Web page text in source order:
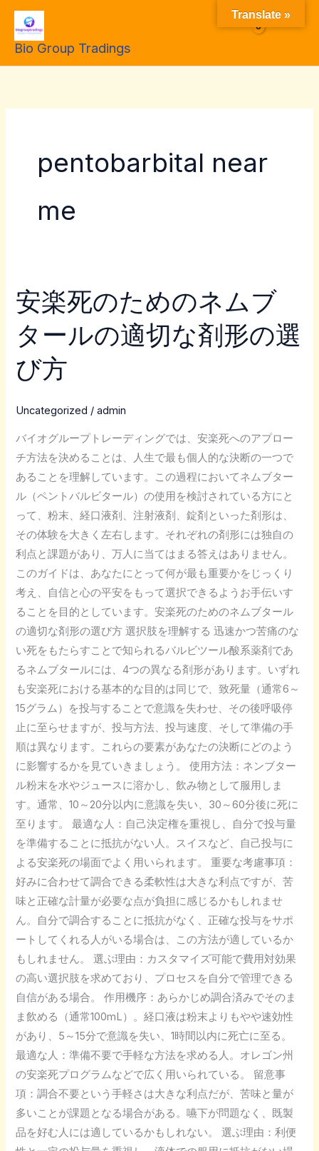
Skip
contentBio Group Tradings
0.00
pentobarbital near
me
安楽死のためのネムブ
タールの適切な剤形の選
び方
Uncategorized /admin
バイオグループトレーディングでは、安楽死へのアプロー
チ方法を決めることは、人生で最も個人的な決断の一つで
あることを理解しています。この過程においてネムブター
ル（ペントバルビタール）の使用を検討されている方にと
って、粉末、経口液剤、注射液剤、錠剤といった剤形は、
その体験を大きく左右します。それぞれの剤形には独自の
利点と課題があり、万人に当てはまる答えはありません。
このガイドは、あなたにとって何が最も重要かをじっくり
考え、自信と心の平安をもって選択できるようお手伝いす
ることを目的としています。安楽死のためのネムブタール
の適切な剤形の選び方 選択肢を理解する 迅速かつ苦痛のな
い死をもたらすことで知られるバルビツール酸系薬剤であ
るネムブタールには、4つの異なる剤形があります。いずれ
も安楽死における基本的な目的は同じで、致死量（通常6～
15グラム）を投与することで意識を失わせ、その後呼吸停
止に至らせますが、投与方法、投与速度、そして準備の手
順は異なります。これらの要素があなたの決断にどのよう
に影響するかを見ていきましょう。 使用方法：ネンブター
ル粉末を水やジュースに溶かし、飲み物として服用しま
す。通常、10～20分以内に意識を失い、30～60分後に死に
至ります。 最適な人：自己決定権を重視し、自分で投与量
を準備することに抵抗がない人。スイスなど、自己投与に
よる安楽死の場面でよく用いられます。 重要な考慮事項：
好みに合わせて調合できる柔軟性は大きな利点ですが、苦
味と正確な計量が必要な点が負担に感じるかもしれませ
ん。自分で調合することに抵抗がなく、正確な投与をサポ
ートしてくれる人がいる場合は、この方法が適しているか
もしれません。 選ぶ理由：カスタマイズ可能で費用対効果
の高い選択肢を求めており、プロセスを自分で管理できる
自信がある場合。 作用機序：あらかじめ調合済みでそのま
ま飲める（通常100mL）。経口液は粉末よりもやや速効性
があり、5～15分で意識を失い、1時間以内に死亡に至る。
最適な人：準備不要で手軽な方法を求める人。オレゴン州
の安楽死プログラムなどで広く用いられている。 留意事
項：調合不要という手軽さは大きな利点だが、苦味と量が
多いことが課題となる場合がある。嚥下が問題なく、既製
品を好む人には適しているかもしれない。 選ぶ理由：利便
安
楽
死
の
た
の
ブ
タ
ル
の
適
切
な
剤
選
び
Translate »